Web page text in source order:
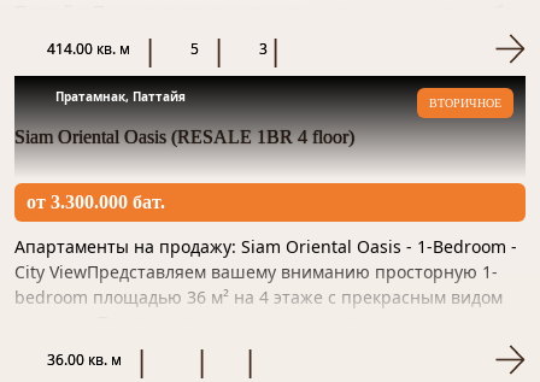
414.00 кв. м 5 3
Пратамнак, Паттайя ВТОРИЧНОЕ
Siam Oriental Oasis (RESALE 1BR 4 floor)
от 3.300.000 бат.
Апартаменты на продажу: Siam Oriental Oasis - 1-Bedroom -
City ViewПредставляем вашему вниманию просторную 1-
bedroom площадью 36 м² на 4 этаже с прекрасным видом
материалом и...
36.00 кв. м